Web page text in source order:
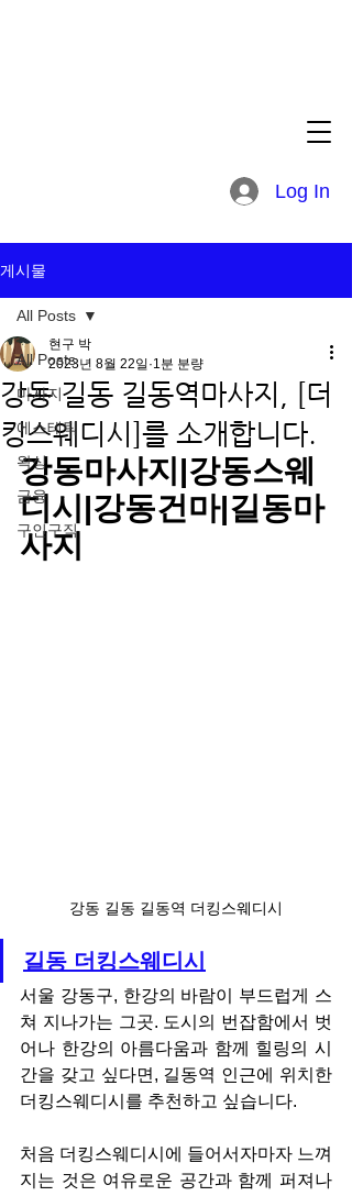
Log In
게시물
All Posts
마사지
에스테틱
왁싱
금융
구인구직
All Posts
강동 길동 길동역마사지, [더
킹스웨디시]를 소개합니다.
현구 박
2023년 8월 22일 1분 분량
강동마사지|강동스웨
디시|강동건마|길동마
사지
강동 길동 길동역 더킹스웨디시
길동 더킹스웨디시
서울 강동구, 한강의 바람이 부드럽게 스
쳐 지나가는 그곳. 도시의 번잡함에서 벗
어나 한강의 아름다움과 함께 힐링의 시
간을 갖고 싶다면, 길동역 인근에 위치한
더킹스웨디시를 추천하고 싶습니다.
처음 더킹스웨디시에 들어서자마자 느껴
지는 것은 여유로운 공간과 함께 퍼져나